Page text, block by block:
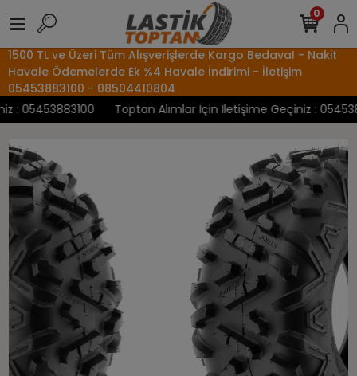
1500 TL ve Üzeri Tüm Alışverişlerde Kargo Bedava! - Nakit
Havale Ödemelerde Ek %4 Havale İndirimi - İletişim
05453883100 - 08504410804
05453883100
Toptan Alımlar İçin İletişime Geçiniz :
0